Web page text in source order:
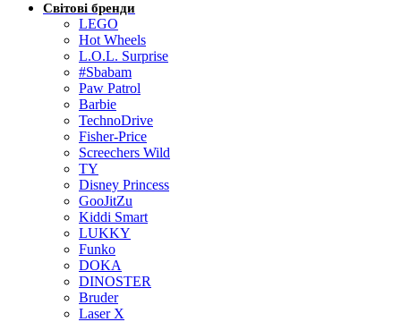
Світові бренди
LEGO
Hot Wheels
L.O.L. Surprise
#Sbabam
Paw Patrol
Barbie
TechnoDrive
Fisher-Price
Screechers Wild
TY
Disney Princess
GooJitZu
Kiddi Smart
LUKKY
Funko
DOKA
DINOSTER
Bruder
Laser X